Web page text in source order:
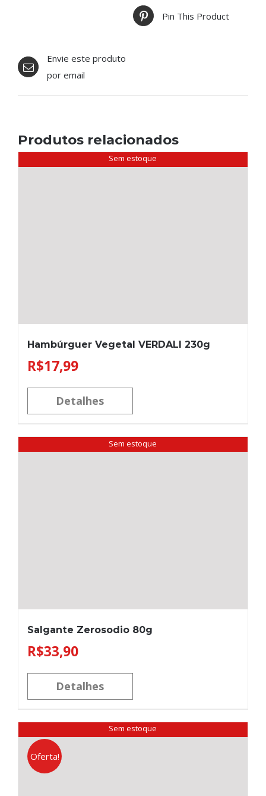
Pin This Product
Envie este produto
por email
Produtos relacionados
Sem estoque
Hambúrguer Vegetal VERDALI 230g
R$17,99
Detalhes
Sem estoque
Salgante Zerosodio 80g
R$33,90
Detalhes
Oferta!
Sem estoque